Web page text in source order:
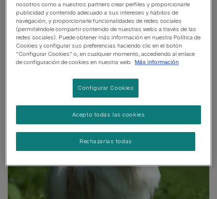
Perro tranquilo
No es un perro guardián
Convive bien con otras mascotas
Perro familiar
nosotros como a nuestros partners crear perfiles y proporcionarle
publicidad y contenido adecuado a sus intereses y hábitos de
navegación, y proporcionarle funcionalidades de redes sociales
(permitiéndole compartir contenido de nuestras webs a través de las
redes sociales). Puede obtener más información en nuestra Política de
Cookies y configurar sus preferencias haciendo clic en el botón
“Configurar Cookies” o, en cualquier momento, accediendo al enlace
de configuración de cookies en nuestra web.
Más información
Configurar Cookies
Rechazarlas todas
Acepto todas las cookies